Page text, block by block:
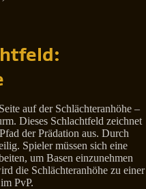
auf der Schlächteranhöhe –
Dieses Schlachtfeld zeichnet
der Prädation aus. Durch
Spieler müssen sich eine
um Basen einzunehmen
die Schlächteranhöhe zu einer
PvP.